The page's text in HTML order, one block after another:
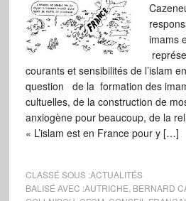
imams
courants et sensibilités de l’islam
question de la formation des
cultuelles, de la construction de
anxiogène pour beaucoup, de la
« L’islam est en France pour y […]
CLASSÉ SOUS :ACTUALITÉS
BALISÉ AVEC :AUTRICHE BERNARD